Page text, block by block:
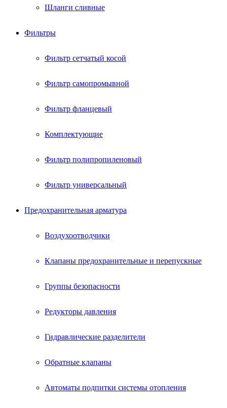
Шланги сливные
Фильтры
Фильтр сетчатый косой
Фильтр самопромывной
Фильтр фланцевый
Комплектующие
Фильтр полипропиленовый
Фильтр универсальный
Предохранительная арматура
Воздухоотводчики
Клапаны предохранительные и перепускные
Группы безопасности
Редукторы давления
Гидравлические разделители
Обратные клапаны
Автоматы подпитки системы отопления